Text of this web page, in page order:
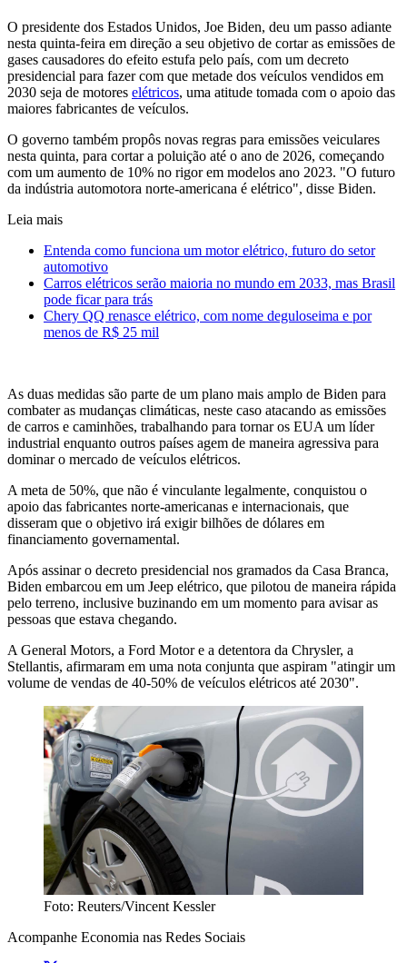
O presidente dos Estados Unidos, Joe Biden, deu um passo adiante
nesta quinta-feira em direção a seu objetivo de cortar as emissões de
gases causadores do efeito estufa pelo país, com um decreto
presidencial para fazer com que metade dos veículos vendidos em
2030 seja de motores elétricos, uma atitude tomada com o apoio das
maiores fabricantes de veículos.
O governo também propôs novas regras para emissões veiculares
nesta quinta, para cortar a poluição até o ano de 2026, começando
com um aumento de 10% no rigor em modelos ano 2023. "O futuro
da indústria automotora norte-americana é elétrico", disse Biden.
Leia mais
Entenda como funciona um motor elétrico, futuro do setor
automotivo
Carros elétricos serão maioria no mundo em 2033, mas Brasil
pode ficar para trás
Chery QQ renasce elétrico, com nome deguloseima e por
menos de R$ 25 mil
As duas medidas são parte de um plano mais amplo de Biden para
combater as mudanças climáticas, neste caso atacando as emissões
de carros e caminhões, trabalhando para tornar os EUA um líder
industrial enquanto outros países agem de maneira agressiva para
dominar o mercado de veículos elétricos.
A meta de 50%, que não é vinculante legalmente, conquistou o
apoio das fabricantes norte-americanas e internacionais, que
disseram que o objetivo irá exigir bilhões de dólares em
financiamento governamental.
Após assinar o decreto presidencial nos gramados da Casa Branca,
Biden embarcou em um Jeep elétrico, que pilotou de maneira rápida
pelo terreno, inclusive buzinando em um momento para avisar as
pessoas que estava chegando.
A General Motors, a Ford Motor e a detentora da Chrysler, a
Stellantis, afirmaram em uma nota conjunta que aspiram "atingir um
volume de vendas de 40-50% de veículos elétricos até 2030".
Foto: Reuters/Vincent Kessler
Acompanhe Economia nas Redes Sociais